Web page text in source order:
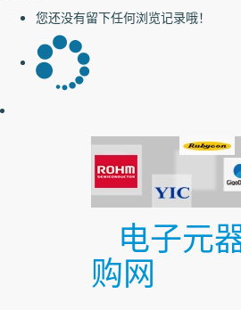
您还没有留下任何浏览记录哦！
电子元
购网